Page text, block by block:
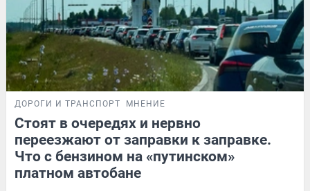
ДОРОГИ И ТРАНСПОРТ МНЕНИЕ
Стоят в очередях и нервно
переезжают от заправки к заправке.
Что с бензином на «путинском»
платном автобане